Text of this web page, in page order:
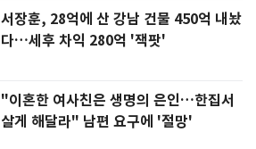
서장훈, 28억에 산 강남 건물 450억 내놨
다…세후 차익 280억 '잭팟'
"이혼한 여사친은 생명의 은인…한집서
살게 해달라" 남편 요구에 '절망'